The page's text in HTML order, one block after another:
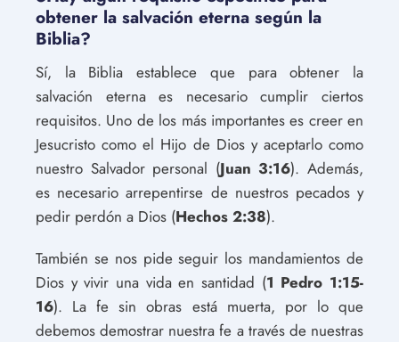
obtener la salvación eterna según la
Biblia?
Sí, la Biblia establece que para obtener la
salvación eterna es necesario cumplir ciertos
requisitos. Uno de los más importantes es creer en
Jesucristo como el Hijo de Dios y aceptarlo como
nuestro Salvador personal (Juan 3:16). Además,
es necesario arrepentirse de nuestros pecados y
pedir perdón a Dios (Hechos 2:38).
También se nos pide seguir los mandamientos de
Dios y vivir una vida en santidad (1 Pedro 1:15-
16). La fe sin obras está muerta, por lo que
debemos demostrar nuestra fe a través de nuestras